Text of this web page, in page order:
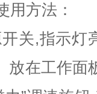
用方法：
关,指示灯
放在工作面